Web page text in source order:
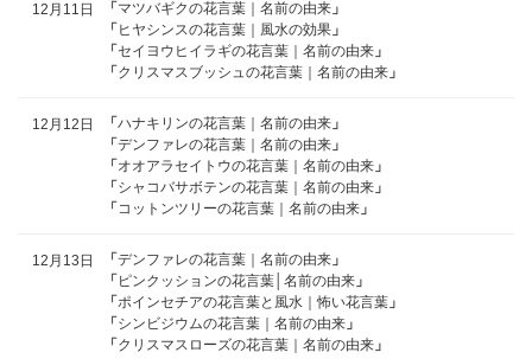
12月11日 「 マツバギクの花言葉｜名前の由来 」
「 ヒヤシンスの花言葉｜風水の効果 」
「 セイヨウヒイラギの花言葉｜名前の由来 」
「 クリスマスブッシュの花言葉｜名前の由来 」
12月12日 「 ハナキリンの花言葉｜名前の由来 」
「 デンファレの花言葉｜名前の由来 」
「 オオアラセイトウの花言葉｜名前の由来 」
「 シャコバサボテンの花言葉｜名前の由来 」
「 コットンツリーの花言葉｜名前の由来 」
12月13日 「 デンファレの花言葉｜名前の由来 」
「 ピンクッションの花言葉│名前の由来 」
「 ポインセチアの花言葉と風水｜怖い花言葉 」
「 シンビジウムの花言葉｜名前の由来 」
「 クリスマスローズの花言葉｜名前の由来 」